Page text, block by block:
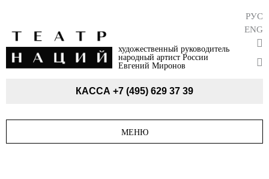
художественный руководитель
народный артист России
Евгений Миронов
РУС
ENG
КАССА +7 (495) 629 37 39
МЕНЮ